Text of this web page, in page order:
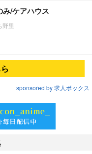
み/ケアハウス
野里
sponsored by 求人ボックス